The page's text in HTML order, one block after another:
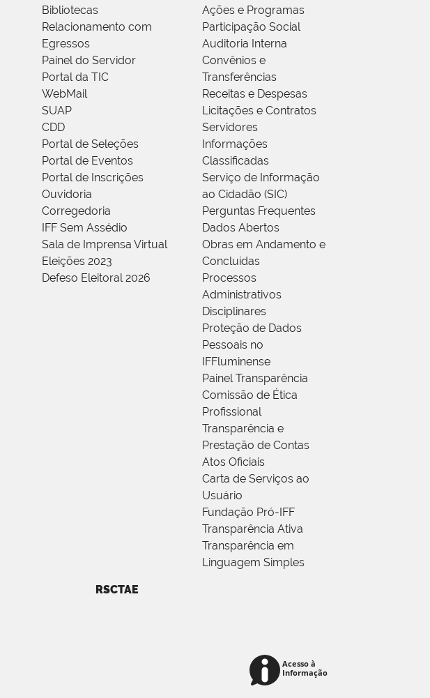
Bibliotecas
Relacionamento com
Egressos
Painel do Servidor
Portal da TIC
WebMail
SUAP
CDD
Portal de Seleções
Portal de Eventos
Portal de Inscrições
Ouvidoria
Corregedoria
IFF Sem Assédio
Sala de Imprensa Virtual
Eleições 2023
Defeso Eleitoral 2026
Ações e Programas
Participação Social
Auditoria Interna
Convênios e
Transferências
Receitas e Despesas
Licitações e Contratos
Servidores
Informações
Classificadas
Serviço de Informação
ao Cidadão (SIC)
Perguntas Frequentes
Dados Abertos
Obras em Andamento e
Concluídas
Processos
Administrativos
Disciplinares
Proteção de Dados
Pessoais no
IFFluminense
Painel Transparência
Comissão de Ética
Profissional
Transparência e
Prestação de Contas
Atos Oficiais
Carta de Serviços ao
Usuário
Fundação Pró-IFF
Transparência Ativa
Transparência em
Linguagem Simples
RSCTAE